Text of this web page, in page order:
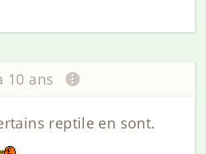
10 ans
reptile en sont.